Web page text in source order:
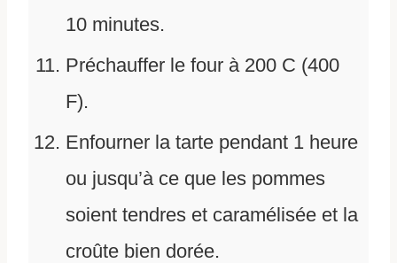
10 minutes.
Préchauffer le four à 200 C (400
F).
Enfourner la tarte pendant 1 heure
ou jusqu’à ce que les pommes
soient tendres et caramélisée et la
croûte bien dorée.